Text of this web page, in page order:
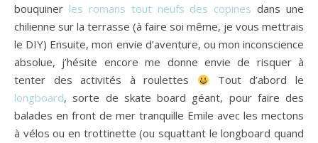
bouquiner les romans tout neufs des copines dans une
chilienne sur la terrasse (à faire soi même, je vous mettrais
le DIY) Ensuite, mon envie d’aventure, ou mon inconscience
absolue, j’hésite encore me donne envie de risquer à
tenter des activités à roulettes
Tout d’abord le
longboard, sorte de skate board géant, pour faire des
balades en front de mer tranquille Emile avec les mectons
à vélos ou en trottinette (ou squattant le longboard quand